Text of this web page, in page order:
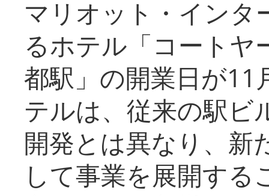
マリオット・インタ
るホテル「コートヤ
都駅」の開業日が11
テルは、従来の駅ビ
開発とは異なり、新
して事業を展開する